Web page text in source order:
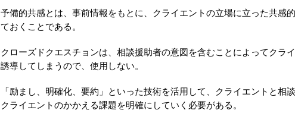
予備的共感とは、事前情報をもとに、クライエントの立場に立った共感
ておくことである。
クローズドクエスチョンは、相談援助者の意図を含むことによってクラ
誘導してしまうので、使用しない。
「励まし、明確化、要約」といった技術を活用して、クライエントと相
クライエントのかかえる課題を明確にしていく必要がある。